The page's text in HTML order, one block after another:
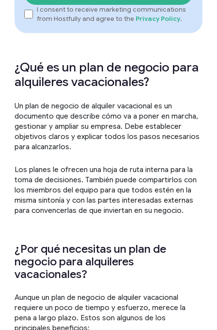
I consent to receive marketing communications
from Hostfully and agree to the Privacy Policy.
¿Qué es un plan de negocio para
alquileres vacacionales?
Un plan de negocio de alquiler vacacional es un
documento que describe cómo va a poner en marcha,
gestionar y ampliar su empresa. Debe establecer
objetivos claros y explicar todos los pasos necesarios
para alcanzarlos.
Los planes le ofrecen una hoja de ruta interna para la
toma de decisiones. También puede compartirlos con
los miembros del equipo para que todos estén en la
misma sintonía y con las partes interesadas externas
para convencerlas de que inviertan en su negocio.
¿Por qué necesitas un plan de
negocio para alquileres
vacacionales?
Aunque un plan de negocio de alquiler vacacional
requiere un poco de tiempo y esfuerzo, merece la
pena a largo plazo. Estos son algunos de los
principales beneficios: